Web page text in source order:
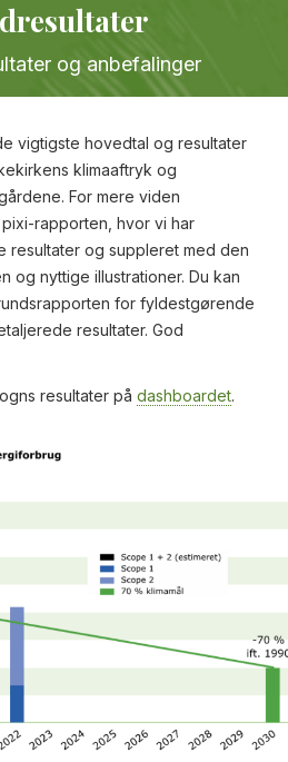
og anbefalinger
vigtigste hovedtal og resultater
klimaaftryk og
For mere viden
rapporten, hvor vi har
resultater og suppleret med den
og nyttige illustrationer. Du kan
for fyldestgørende
resultater. God
resultater på dashboardet.